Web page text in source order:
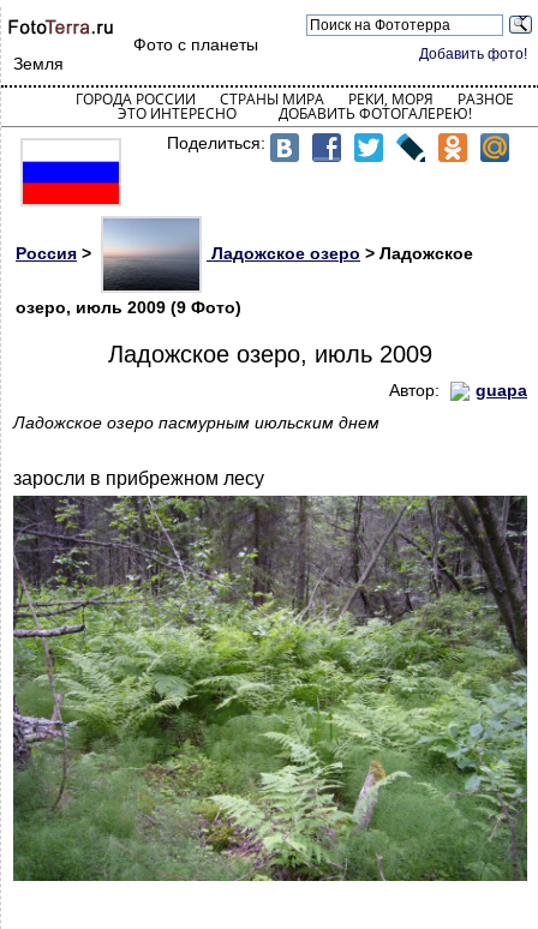
Добавить фото!
Фото с планеты
Земля
ГОРОДА РОССИИ СТРАНЫ МИРА РЕКИ, МОРЯ РАЗНОЕ
ЭТО ИНТЕРЕСНО ДОБАВИТЬ ФОТОГАЛЕРЕЮ!
Поделиться:
Россия > Ладожское озеро > Ладожское
озеро, июль 2009 (9 Фото)
Ладожское озеро, июль 2009
Автор:
guapa
Ладожское озеро пасмурным июльским днем
заросли в прибрежном лесу